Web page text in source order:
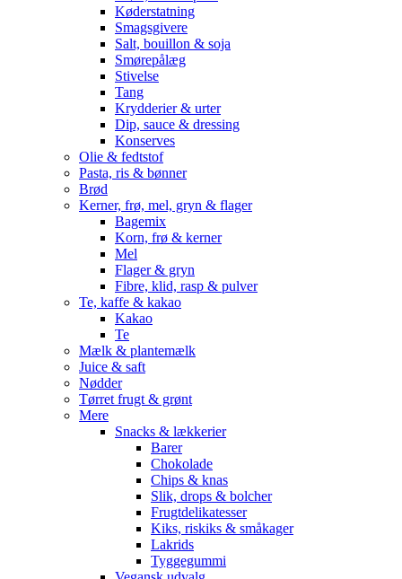
Køderstatning
Smagsgivere
Salt, bouillon & soja
Smørepålæg
Stivelse
Tang
Krydderier & urter
Dip, sauce & dressing
Konserves
Olie & fedtstof
Pasta, ris & bønner
Brød
Kerner, frø, mel, gryn & flager
Bagemix
Korn, frø & kerner
Mel
Flager & gryn
Fibre, klid, rasp & pulver
Te, kaffe & kakao
Kakao
Te
Mælk & plantemælk
Juice & saft
Nødder
Tørret frugt & grønt
Mere
Snacks & lækkerier
Barer
Chokolade
Chips & knas
Slik, drops & bolcher
Frugtdelikatesser
Kiks, riskiks & småkager
Lakrids
Tyggegummi